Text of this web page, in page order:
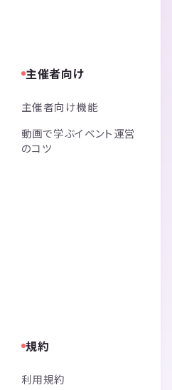
主催者向け
主催者向け機能
動画で学ぶイベント運営
のコツ
規約
利用規約